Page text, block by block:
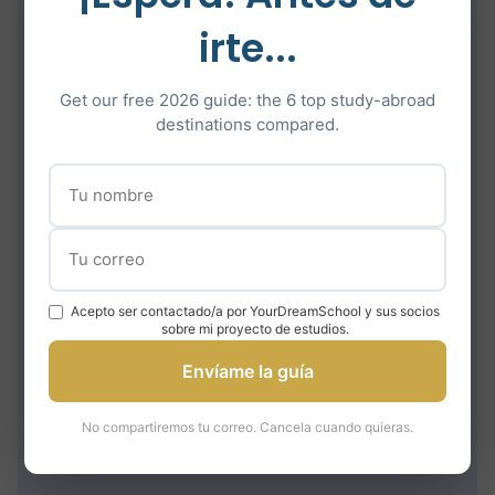
software y emprendimiento tecnológico, se
imparte en hebreo y en inglés y cubre temas
Programa de psicología de
Reichman
Programa de gobierno,
diplomacia y estrategia de
Reichman
carreras en políticas públicas, administración y
irte...
Get our free 2026 guide: the 6 top study-abroad
destinations compared.
Acepto ser contactado/a por YourDreamSchool y sus socios
sobre mi proyecto de estudios.
Envíame la guía
No compartiremos tu correo. Cancela cuando quieras.